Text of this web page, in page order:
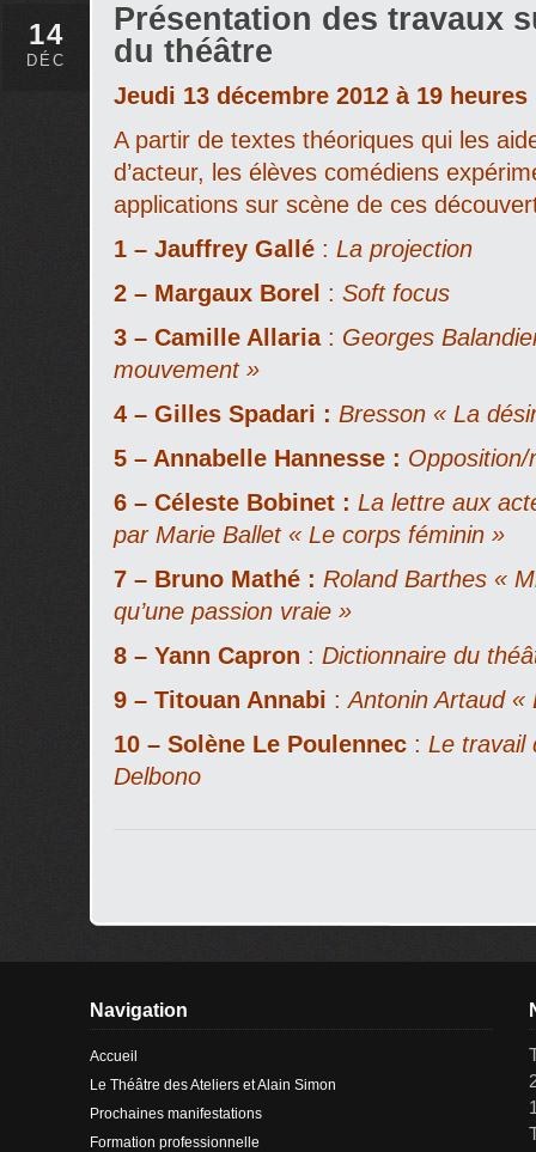
14
DÉC
Présentation des travaux
du théâtre
Jeudi 13 décembre 2012 à 19 heures
A partir de textes théoriques qui les
d’acteur, les élèves comédiens
applications sur scène de ces
1 – Jauffrey Gallé : La projection
2 – Margaux Borel : Soft focus
3 – Camille Allaria: Georges
mouvement »
4 – Gilles Spadari : Bresson « La
5 – Annabelle Hannesse :
6 – Céleste Bobinet : La lettre aux
par Marie Ballet « Le corps féminin »
7 – Bruno Mathé : Roland Barthes «
qu’une passion vraie »
8 – Yann Capron : Dictionnaire du
9 – Titouan Annabi :Antonin Artaud «
10 – Solène Le Poulennec : Le travail
Delbono
Navigation
Accueil
Le Théâtre des Ateliers et Alain Simon
Prochaines manifestations
Formation professionnelle